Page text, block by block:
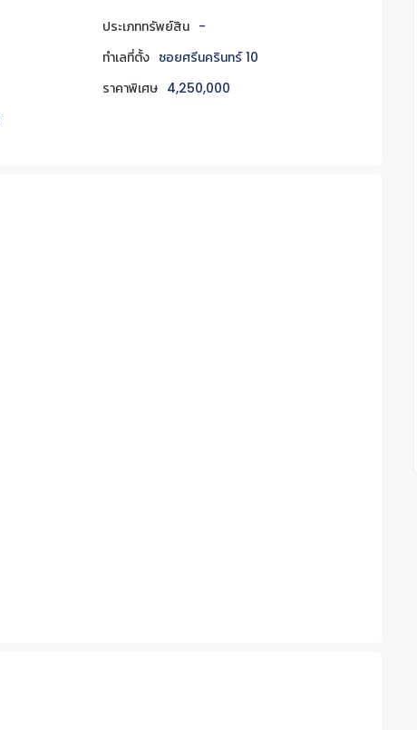
ประเภททรัพย์สิน -
ทำเลที่ตั้ง ซอยศรีนครินทร์ 10
ราคาพิเศษ 4,250,000